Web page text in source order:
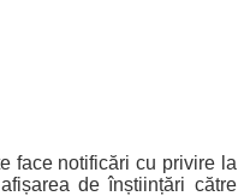
face notificări cu privire la
de înștiințări către